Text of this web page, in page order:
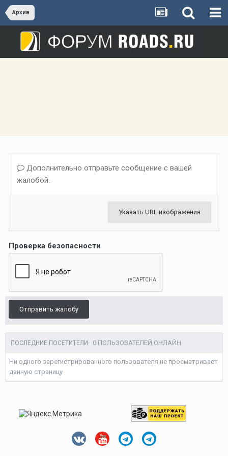
Архив
Дополнительно отправьте сообщение с вашей
жалобой.
Указать URL изображения
Проверка безопасности
Отправить жалобу
ПОСЛЕДНИЕ ПОСЕТИТЕЛИ 0 ПОЛЬЗОВАТЕЛЕЙ ОНЛАЙН
Ни одного зарегистрированного пользователя не просматривает
данную страницу